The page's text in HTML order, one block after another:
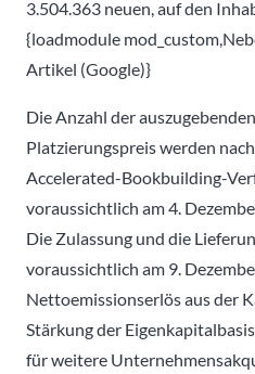
3.504.363 neuen, auf den
{loadmodule
Artikel (Google)}
Die Anzahl der
Platzierungspreis werden
Accelerated-Bookbuilding-
voraussichtlich am 4.
Die Zulassung und die
voraussichtlich am 9.
Nettoemissionserlös aus der
Stärkung der
für weitere